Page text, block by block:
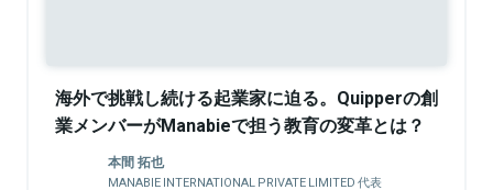
海外で挑戦し続ける起業家に迫る。Quipperの創
業メンバーがManabieで担う教育の変革とは？
本間 拓也
MANABIE INTERNATIONAL PRIVATE LIMITED 代表